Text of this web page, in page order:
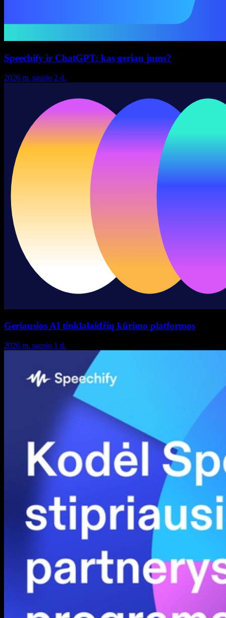
Speechify ir ChatGPT: kas geriau jums?
2026 m. sausio 2 d.
Geriausios AI tinklalaidžių kūrimo platformos
2026 m. sausio 1 d.